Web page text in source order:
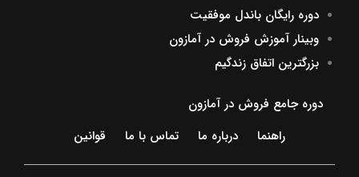
دوره رایگان باندل موفقیت
وبینار آموزش فروش در آمازون
بزرگترین اتفاق زندگیم
دوره جامع فروش در آمازون
راهنما
درباره ما تماس با ما قوانین